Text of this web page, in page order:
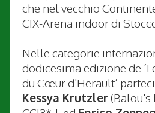
che nel vecchio
CIX-Arena indoor di
Nelle categorie
dodicesima edizione de
du Cœur d'Herault’
Kessya Krutzler (Balou's